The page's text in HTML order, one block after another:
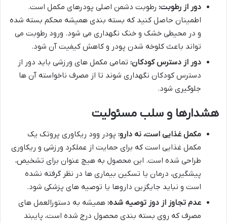
دور از رطوبت: رطوبت دشمن اصلی پودرهای مکمل است.
اطمینان حاصل کنید که بسته بندی همیشه محکم بسته شده
و در محیطی خشک و خنک نگهداری می شود. ورود رطوبت می
تواند باعث کلوخه شدن پودر و کاهش کیفیت آن شود.
دور از دسترس کودکان: تمامی مکمل های ورزشی باید دور از
دسترس کودکان نگهداری شوند تا از مصرف ناخواسته آن ها
جلوگیری شود.
هشدارها و سلب مسئولیت
مکمل غذایی است، نه دارو: پودر وود ریکاوری پروتک یک
مکمل غذایی است که برای حمایت از عملکرد ورزشی و ریکاوری
طراحی شده است. این محصول به هیچ عنوان برای تشخیص،
پیشگیری، درمان یا تسکین بیماری ها در نظر گرفته نشده
است و نباید جایگزین داروها یا توصیه های پزشکی شود.
عدم تجاوز از دوز توصیه شده: همیشه به دستورالعمل های
مصرف که روی بسته بندی محصول درج شده است، پایبند